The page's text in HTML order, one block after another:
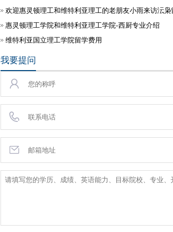
欢迎惠灵顿理工和维特利亚理工的老朋友小雨来访沄枭
惠灵顿理工学院和维特利亚理工学院-西厨专业介绍
维特利亚国立理工学院留学费用
我要提问